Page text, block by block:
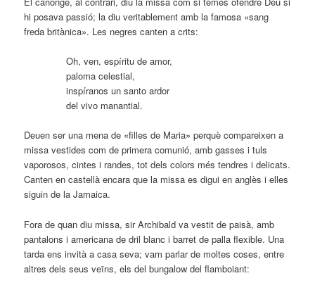
hi posava passió; la diu veritablement amb la famosa «sang
freda britànica». Les negres canten a crits:
Oh, ven, espíritu de amor,
paloma celestial,
inspíranos un santo ardor
del vivo manantial.
Deuen ser una mena de «filles de Maria» perquè compareixen a
missa vestides com de primera comunió, amb gasses i tuls
vaporosos, cintes i randes, tot dels colors més tendres i delicats.
Canten en castellà encara que la missa es digui en anglès i elles
siguin de la Jamaica.
Fora de quan diu missa, sir Archibald va vestit de paisà, amb
pantalons i americana de dril blanc i barret de palla flexible. Una
tarda ens invità a casa seva; vam parlar de moltes coses, entre
altres dels seus veïns, els del bungalow del flamboiant: